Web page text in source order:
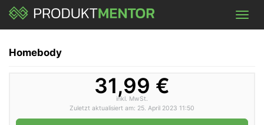
Skip
main
Homebody
31,99 €
inkl. MwSt.
Zuletzt aktualisiert am: 25. April 2023 11:50